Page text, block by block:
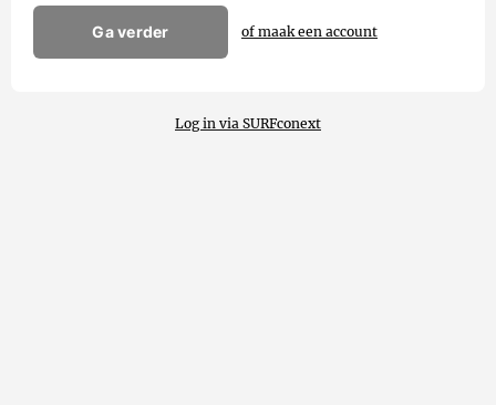
Ga verder of maak een account
Log in via SURFconext